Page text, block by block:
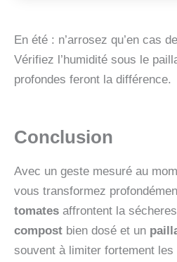
En été : n’arrosez qu’en cas
Vérifiez l’humidité sous le
profondes feront la différence.
Conclusion
Avec un geste mesuré au
vous transformez
tomates affrontent la
compost bien dosé et un
souvent à limiter fortement les